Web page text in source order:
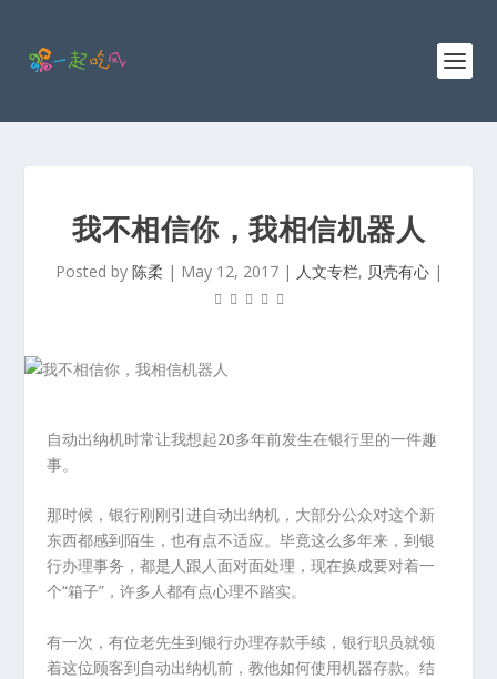
我不相信你，我相信机器人
Posted by 陈柔 | May 12, 2017| 人文专栏, 贝壳有心|
自动出纳机时常让我想起20多年前发生在银行里的一件趣
事。
那时候，银行刚刚引进自动出纳机，大部分公众对这个新
东西都感到陌生，也有点不适应。毕竟这么多年来，到银
行办理事务，都是人跟人面对面处理，现在换成要对着一
个“箱子”，许多人都有点心理不踏实。
有一次，有位老先生到银行办理存款手续，银行职员就领
着这位顾客到自动出纳机前，教他如何使用机器存款。结